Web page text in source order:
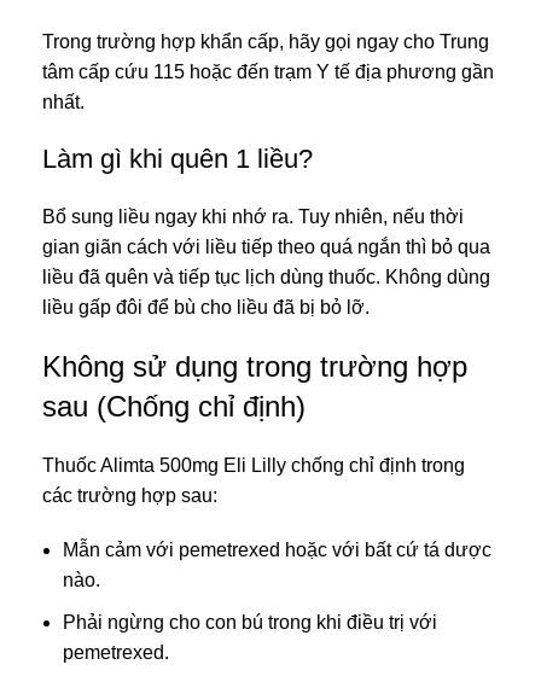
Trong trường hợp khẩn cấp, hãy gọi ngay cho Trung
tâm cấp cứu 115 hoặc đến trạm Y tế địa phương gần
nhất.
Làm gì khi quên 1 liều?
Bổ sung liều ngay khi nhớ ra. Tuy nhiên, nếu thời
gian giãn cách với liều tiếp theo quá ngắn thì bỏ qua
liều đã quên và tiếp tục lịch dùng thuốc. Không dùng
liều gấp đôi để bù cho liều đã bị bỏ lỡ.
Không sử dụng trong trường hợp
sau (Chống chỉ định)
Thuốc Alimta 500mg Eli Lilly chống chỉ định trong
các trường hợp sau:
Mẫn cảm với pemetrexed hoặc với bất cứ tá dược
nào.
Phải ngừng cho con bú trong khi điều trị với
pemetrexed.